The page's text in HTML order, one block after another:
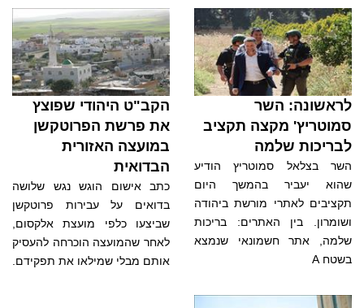
לראשונה: השר
סמוטריץ' מקצה תקציב
לבריכות שלמה
השר בצלאל סמוטריץ הודיע
שהוא יעביר בהמשך היום
תקציבים לאתרי מורשת ביהודה
ושומרון. בין האתרים: בריכות
שלמה, אתר חשמונאי שנמצא
בשטח A
הקב"ט היהודי שפוצץ
את פרשת הפרוטקשן
במועצה האזורית
הבדואית
כתב אישום הוגש נגש שלושה
בדואים על עבירות פרוטקשן
שביצעו כלפי מועצת אלקסום,
לאחר שהמועצה הוכרחה להעסיק
אותם מבלי שמילאו את תפקידם.